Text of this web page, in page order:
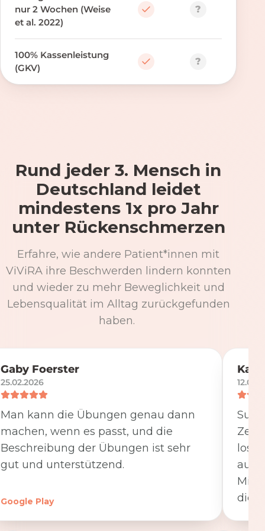
nur 2 Wochen (Weise
et al. 2022)
?
100% Kassenleistung
(GKV)
?
Rund jeder 3. Mensch in
Deutschland leidet
mindestens 1x pro Jahr
unter Rückenschmerzen
Erfahre, wie andere Patient*innen mit
ViViRA ihre Beschwerden lindern konnten
und wieder zu mehr Beweglichkeit und
Lebensqualität im Alltag zurückgefunden
haben.
Gaby Foerster
25.02.2026
Man kann die Übungen genau dann
machen, wenn es passt, und die
Beschreibung der Übungen ist sehr
gut und unterstützend.
Google Play
Zeit
die